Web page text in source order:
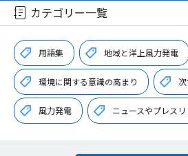
カテゴリー一覧
用語集 地域と洋上風力発電
環境に関する意識の高まり
風力発電 ニュースやプレスリ